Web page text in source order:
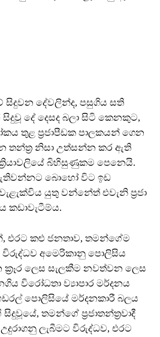
සිදුවන දේවලින්ද, පසුගිය සති
දේ දෙසද බලා සිටි කෙනකුට,
තුළ ප්‍රජාපීඩක පාලකයන් ගෙන
තන්ත්‍ර නිසා උත්සන්න කර ඇති
ක්‍රියාවලියේ බිහිසුණුකම පෙනෙයි.
ඇතිවන්නට බොහෝ විට ඉඩ
යුතු වන්නේත් එවැනි ප්‍රජා
කඩාවැටීම්ය.
එරට කළු ජනතාව, තමන්ගේම
විරුද්ධව අමෙරිකානු පොලිසිය
ලෙස සැලකීම නවත්වන ලෙස
විරෝධතා ව්‍යාපාර මර්දනය
පොලිසියේ මර්දනකාරී බලය
තමන්ගේ ප්‍රජාතන්ත්‍රවාදී
ලැබීමට විරුද්ධව, එරට